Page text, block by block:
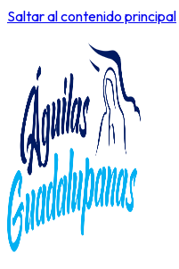
Saltar al contenido principal